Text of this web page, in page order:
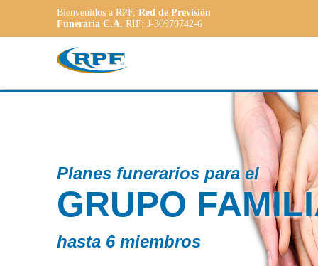
Bienvenidos a RPF, Red de Previsión
Funeraria C.A. RIF: J-30970742-6
Contamos